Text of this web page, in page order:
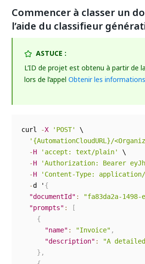
Commencer à classer un
l’aide du classifieur
ASTUCE :
L’ID de projet est obtenu à partir de
lors de l’appel Obtenir les
curl -X 'POST'
\
'{AutomationCloudURL}/
-H 'accept: text/plain'
\
-H
'Authorization: Bearer
-H 'Content-Type:
-d ' {
"documentId" :
"fa83da2a-1498-
"prompts" :
[
{
"name" : "Invoice" ,
"description" :
"A
} ,